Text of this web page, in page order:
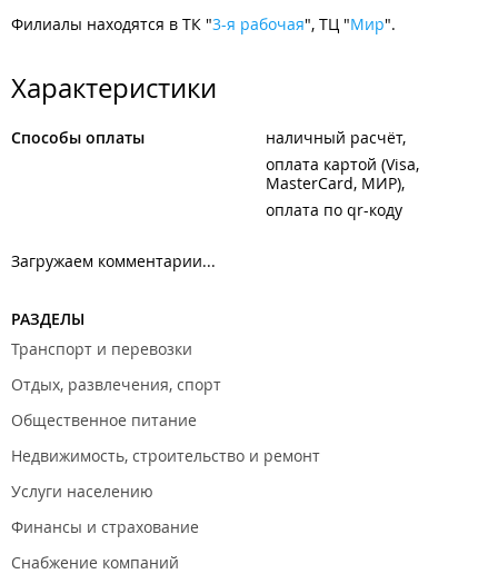
Филиалы находятся в ТК "3-я рабочая", ТЦ "Мир".
Характеристики
Способы оплаты
наличный расчёт
оплата картой (Visa,
MasterCard, МИР)
оплата по qr-коду
Загружаем комментарии...
РАЗДЕЛЫ
Транспорт и перевозки
Отдых, развлечения, спорт
Общественное питание
Недвижимость, строительство и ремонт
Услуги населению
Финансы и страхование
Снабжение компаний